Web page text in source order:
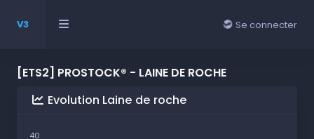
V3 Se connecter
[ETS2] PROSTOCK® - LAINE DE ROCHE
Evolution Laine de roche
40